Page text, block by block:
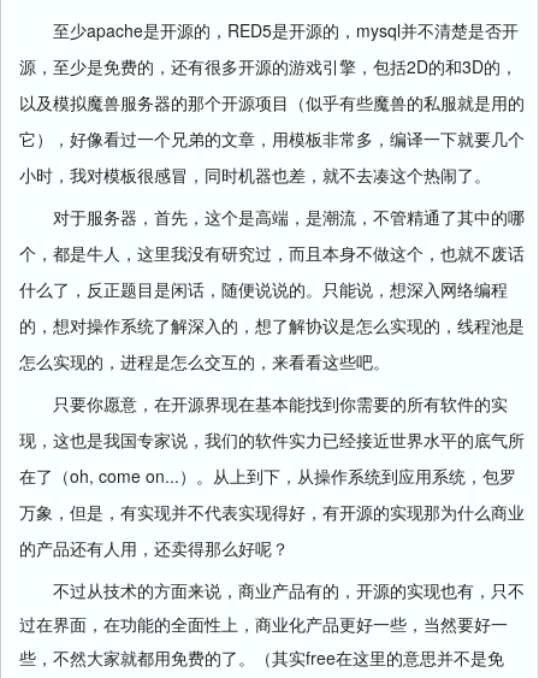
至少apache是开源的， RED5是开源的， mysql并不清楚是否开
源，至少是免费的，还有很多开源的游戏引擎，包括2D的和3D的，
以及模拟魔兽服务器的那个开源项目（似乎有些魔兽的私服就是用的
它），好像看过一个兄弟的文章，用模板非常多，编译一下就要几个
小时，我对模板很感冒，同时机器也差，就不去凑这个热闹了。
对于服务器，首先，这个是高端，是潮流，不管精通了其中的哪
个，都是牛人，这里我没有研究过，而且本身不做这个，也就不废话
什么了，反正题目是闲话，随便说说的。只能说，想深入网络编程
的，想对操作系统了解深入的，想了解协议是怎么实现的，线程池是
怎么实现的，进程是怎么交互的，来看看这些吧。
只要你愿意，在开源界现在基本能找到你需要的所有软件的实
现，这也是我国专家说，我们的软件实力已经接近世界水平的底气所
在了（oh, come on... ）。从上到下，从操作系统到应用系统，包罗
万象，但是，有实现并不代表实现得好，有开源的实现那为什么商业
的产品还有人用，还卖得那么好呢？
不过从技术的方面来说，商业产品有的，开源的实现也有，只不
过在界面，在功能的全面性上，商业化产品更好一些，当然要好一
些，不然大家就都用免费的了。（其实free在这里的意思并不是免